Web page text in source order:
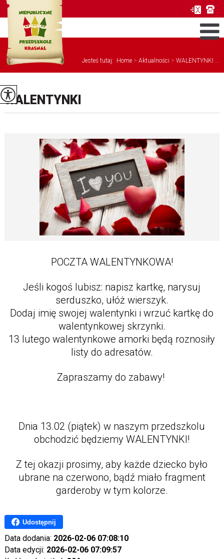
Jesteś tutaj: Home > Aktualności > WALENTYNKI ...
WALENTYNKI
POCZTA WALENTYNKOWA!
Jeśli kogoś lubisz: napisz kartkę, narysuj
serduszko, ułóż wierszyk.
Dodaj imię swojej walentynki i wrzuć kartkę do
walentynkowej skrzynki.
13 lutego walentynkowe amorki będą roznosiły
listy do adresatów.
Zapraszamy do zabawy!
Dnia 13.02 (piątek) w naszym przedszkolu
obchodzić będziemy WALENTYNKI!
Z tej okazji prosimy, aby każde dziecko było
ubrane na czerwono, bądź miało fragment
garderoby w tym kolorze.
Udostępnij
Data dodania: 2026-02-06 07:08:10
Data edycji: 2026-02-06 07:09:57